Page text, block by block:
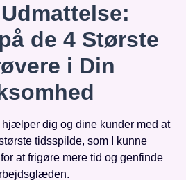
de 4 Største
i Din
dig og dine kunder med at
tidsspilde, som I kunne
at frigøre mere tid og genfinde